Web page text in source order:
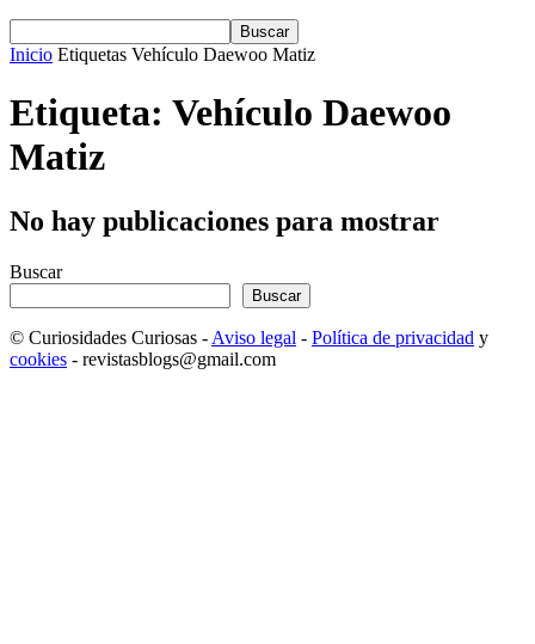
Inicio Etiquetas Vehículo Daewoo Matiz
Etiqueta: Vehículo Daewoo
Matiz
No hay publicaciones para mostrar
Buscar
Buscar
© Curiosidades Curiosas - Aviso legal - Política de privacidad y
cookies - revistasblogs@gmail.com